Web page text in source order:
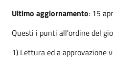
Ultimo aggiornamento: 15
Questi i punti all'ordine del
1) Lettura ed a approvazione